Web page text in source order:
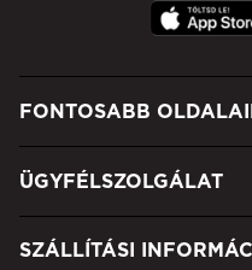
FONTOSABB
ÜGYFÉLSZOLGÁLAT
SZÁLLÍTÁSI